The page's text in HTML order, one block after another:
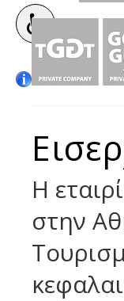
Η
στην